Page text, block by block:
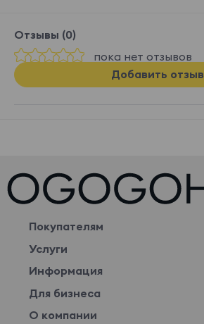
Отзывы (0)
пока нет отзывов
Добавить отзыв
Покупателям
Услуги
Информация
Для бизнеса
О компании